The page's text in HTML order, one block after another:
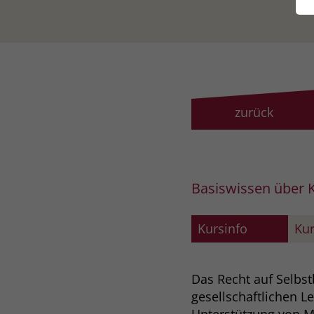
zurück
Basiswissen über
Kursinfo
Das Recht auf
gesellschaftlichen